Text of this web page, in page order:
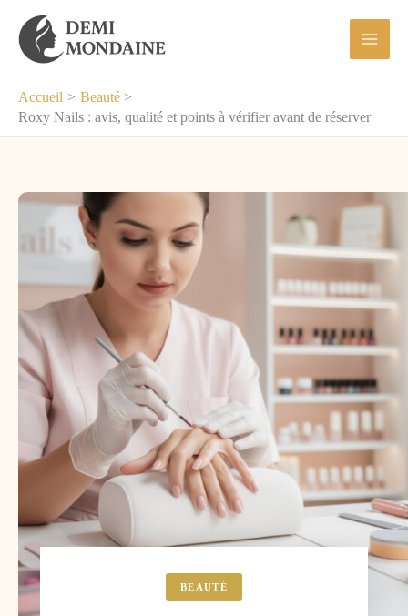
contenu
Accueil
Beauté
Roxy Nails : avis, qualité et points à vérifier avant de réserver
BEAUTÉ